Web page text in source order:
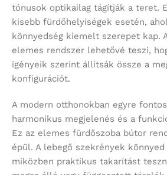
tónusok optikailag tágítják a teret.
kisebb fürdőhelyiségek esetén,
könnyedség kiemelt szerepet kap. A
elemes rendszer lehetővé teszi,
igényeik szerint állítsák össze a
konfigurációt.
A modern otthonokban egyre
harmonikus megjelenés és a
Ez az elemes fürdőszoba bútor
épül. A lebegő szekrények
miközben praktikus takarítást